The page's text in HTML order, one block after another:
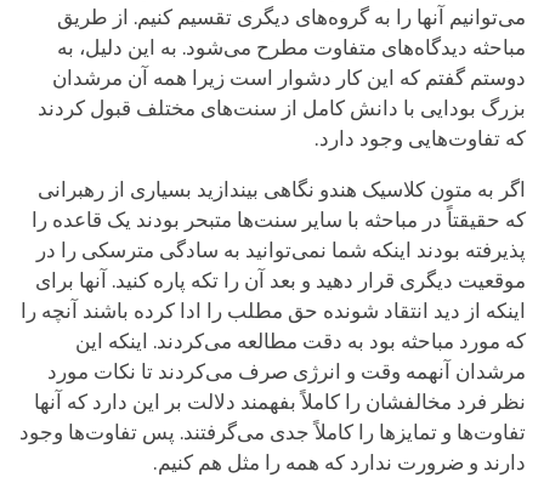
می‌توانیم آنها را به گروه‌های دیگری تقسیم کنیم. از طریق
مباحثه دیدگاه‌های متفاوت مطرح می‌شود. به این دلیل، به
دوستم گفتم که این کار دشوار است زیرا همه آن مرشدان
بزرگ بودایی با دانش کامل از سنت‌های مختلف قبول کردند
که تفاوت‌هایی وجود دارد.
اگر به متون کلاسیک هندو نگاهی بیندازید بسیاری از رهبرانی
که حقیقتاً در مباحثه با سایر سنت‌ها متبحر بودند یک قاعده را
پذیرفته بودند اینکه شما نمی‌توانید به سادگی مترسکی را در
موقعیت دیگری قرار دهید و بعد آن را تکه پاره کنید. آنها برای
اینکه از دید انتقاد شونده حق مطلب را ادا کرده باشند آنچه را
که مورد مباحثه بود به دقت مطالعه می‌کردند. اینکه این
مرشدان آنهمه وقت و انرژی صرف می‌کردند تا نکات مورد
نظر فرد مخالفشان را کاملاً بفهمند دلالت بر این دارد که آنها
تفاوت‌ها و تمایزها را کاملاً جدی می‌گرفتند. پس تفاوت‌ها وجود
دارند و ضرورت ندارد که همه را مثل هم کنیم.